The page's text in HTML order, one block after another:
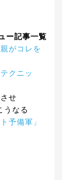
ー記事一覧
がコレを
クニッ
せ
うなる
予備軍」